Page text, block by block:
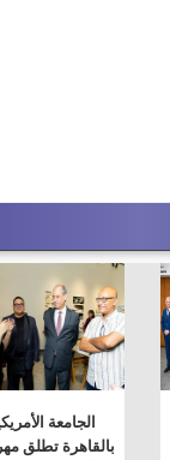
الجامعة
بالقاهرة تطلق